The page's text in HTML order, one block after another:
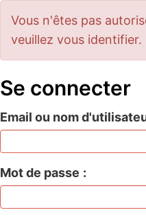
Vous n'êtes pas
veuillez vous identifier.
Se connecter
Email ou nom
Mot de passe